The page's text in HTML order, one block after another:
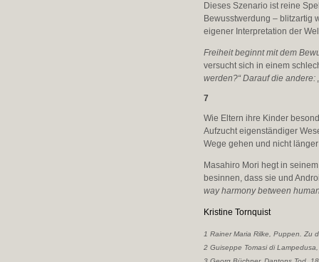
Dieses Szenario ist reine
Bewusstwerdung – blitzartig
eigener Interpretation der
Freiheit beginnt mit dem
versucht sich in einem
werden?“ Darauf die andere:
7
Wie Eltern ihre Kinder
Aufzucht eigenständiger
Wege gehen und nicht
Masahiro Mori hegt in
besinnen, dass sie und
way harmony between
Kristine Tornquist
1 Rainer Maria Rilke, Puppen. Zu
2 Guiseppe Tomasi di